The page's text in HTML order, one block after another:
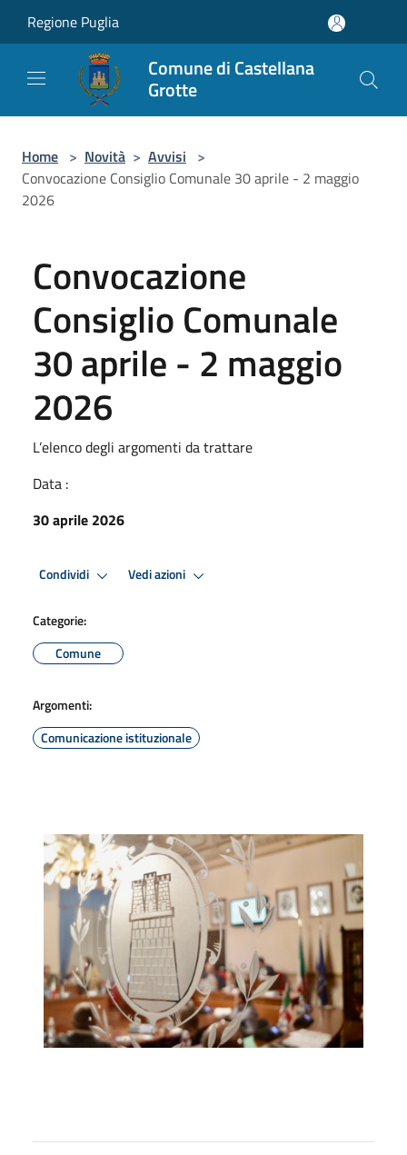
Regione Puglia
Comune di Castellana
Grotte
Home > Novità > Avvisi >
Convocazione Consiglio Comunale 30 aprile - 2 maggio
2026
Convocazione
Consiglio Comunale
30 aprile - 2 maggio
2026
L’elenco degli argomenti da trattare
Data :
30 aprile 2026
Condividi Vedi azioni
Categorie:
Comune
Argomenti:
Comunicazione istituzionale